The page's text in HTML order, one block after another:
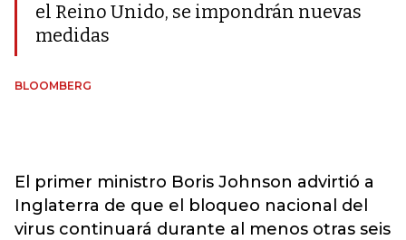
el Reino Unido, se impondrán nuevas
medidas
BLOOMBERG
El primer ministro Boris Johnson advirtió a
Inglaterra de que el bloqueo nacional del
virus continuará durante al menos otras seis